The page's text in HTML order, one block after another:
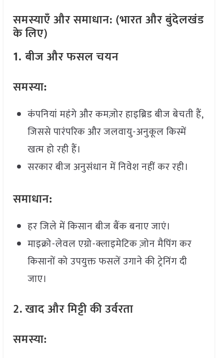
समस्याएँ और समाधान: (भारत और बुंदेलखंड
के लिए)
1.बीज और फसल चयन
समस्या:
कंपनियां महंगे और कमज़ोर हाइब्रिड बीज बेचती हैं,
जिससे पारंपरिक और जलवायु-अनुकूल किस्में
खत्म हो रही हैं।
सरकार बीज अनुसंधान में निवेश नहीं कर रही।
समाधान:
हर जिले में किसान बीज बैंक बनाए जाएं।
माइक्रो-लेवल एग्रो-क्लाइमेटिक ज़ोन मैपिंग कर
किसानों को उपयुक्त फसलें उगाने की ट्रेनिंग दी
जाए।
2. खाद और मिट्टी की उर्वरता
समस्या: